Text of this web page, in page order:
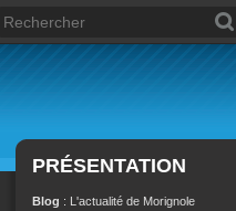
PRÉSENTATION
Blog : L'actualité de Morignole